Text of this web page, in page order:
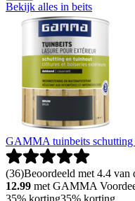
Bekijk alles in beits
GAMMA tuinbeits
(36)Beoordeeld met 4.4 van
12.99 met GAMMA